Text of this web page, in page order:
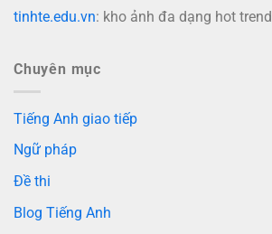
tinhte.edu.vn: kho ảnh đa dạng hot trend
Chuyên mục
Tiếng Anh giao tiếp
Ngữ pháp
Đề thi
Blog Tiếng Anh